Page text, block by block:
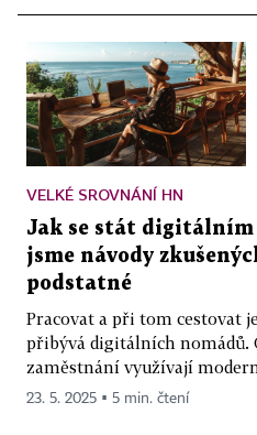
VELKÉ SROVNÁNÍ HN
Jak se stát digitálním
jsme návody
podstatné
Pracovat a při tom cestovat
přibývá digitálních
zaměstnání využívají
23. 5. 2025 ▪ 5 min. čtení